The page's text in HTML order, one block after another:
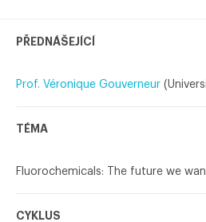
PŘEDNÁŠEJÍCÍ
Prof. Véronique Gouverneur
TÉMA
Fluorochemicals: The future we
CYKLUS